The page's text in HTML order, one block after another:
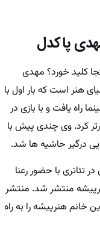
پاکدل
کلید خورد؟ مهدی
هنر است که بار اول با
سال ۷۹ به دنیای سینما راه یافت و با بازی در
کرد. وی چندی پیش با
درگیر حاشیه ها شد.
تئاتری با حضور رعنا
منتشر شد. منتشر
خانم هنرپیشه را به راه